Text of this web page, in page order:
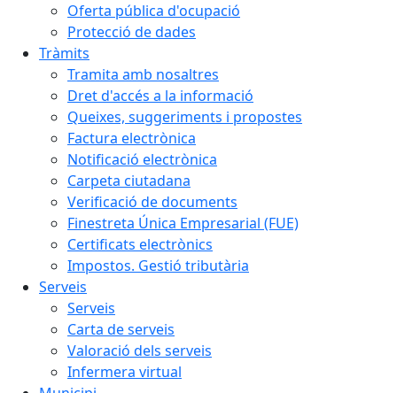
Oferta pública d'ocupació
Protecció de dades
Tràmits
Tramita amb nosaltres
Dret d'accés a la informació
Queixes, suggeriments i propostes
Factura electrònica
Notificació electrònica
Carpeta ciutadana
Verificació de documents
Finestreta Única Empresarial (FUE)
Certificats electrònics
Impostos. Gestió tributària
Serveis
Serveis
Carta de serveis
Valoració dels serveis
Infermera virtual